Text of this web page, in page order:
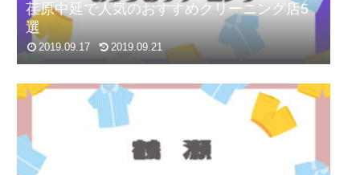
荏原中延で人気のおすすめクリーニング店5
選
2019.09.17 2019.09.21